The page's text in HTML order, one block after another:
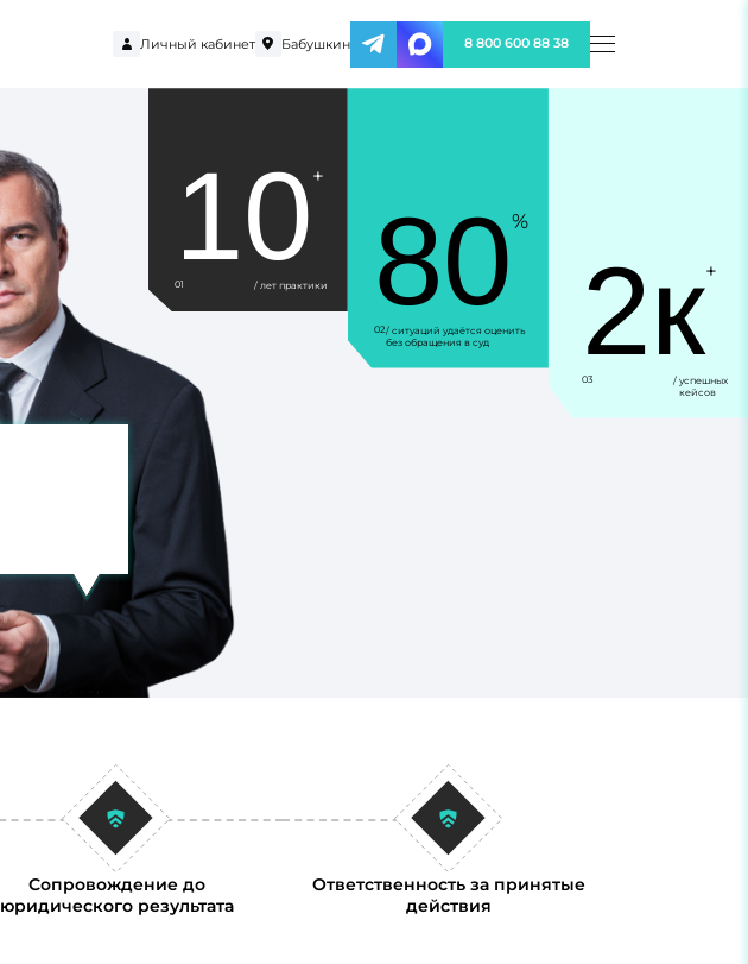
Личный кабинет Бабушкин 8 800 600 88 38
10 +
01 / лет практики 80%
02/ ситуаций удаётся оценить
без обращения в суд
2к+
03
/ успешных
кейсов
Сопровождение до
юридического результата
Ответственность за принятые
действия